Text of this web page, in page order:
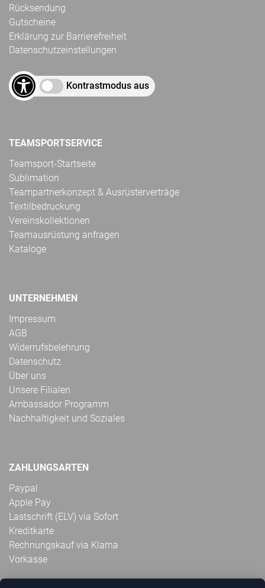
Rücksendung
Gutscheine
Erklärung zur Barrierefreiheit
Datenschutzeinstellungen
Kontrastmodus aus
TEAMSPORTSERVICE
Teamsport-Startseite
Sublimation
Teampartnerkonzept & Ausrüsterverträge
Textilbedruckung
Vereinskollektionen
Teamausrüstung anfragen
Kataloge
UNTERNEHMEN
Impressum
AGB
Widerrufsbelehrung
Datenschutz
Über uns
Unsere Filialen
Ambassador Programm
Nachhaltigkeit und Soziales
ZAHLUNGSARTEN
Paypal
Apple Pay
Lastschrift (ELV) via Sofort
Kreditkarte
Rechnungskauf via Klarna
Vorkasse